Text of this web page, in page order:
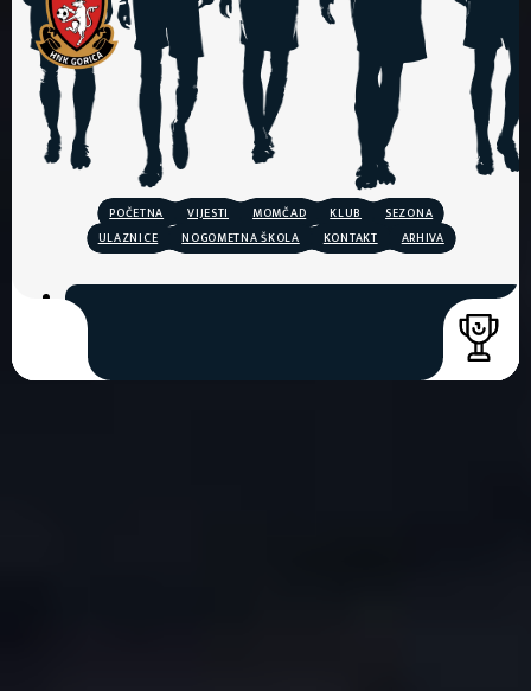
POČETNA VIJESTI MOMČAD KLUB
SEZONA
ULAZNICE
NOGOMETNA ŠKOLA KONTAKT ARHIVA